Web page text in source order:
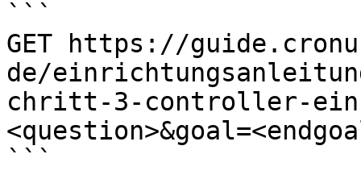
```
GET https://
de/
chritt-3-controller-
```